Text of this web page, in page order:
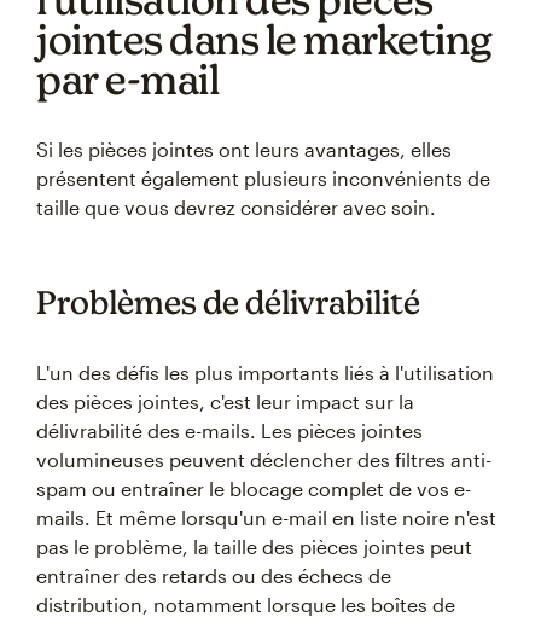
jointes dans le marketing
par e-mail
Si les pièces jointes ont leurs avantages, elles
présentent également plusieurs inconvénients de
taille que vous devrez considérer avec soin.
Problèmes de délivrabilité
L'un des défis les plus importants liés à l'utilisation
des pièces jointes, c'est leur impact sur la
délivrabilité des e-mails. Les pièces jointes
volumineuses peuvent déclencher des filtres anti-
spam ou entraîner le blocage complet de vos e-
mails. Et même lorsqu'un e-mail en liste noire n'est
pas le problème, la taille des pièces jointes peut
entraîner des retards ou des échecs de
distribution, notamment lorsque les boîtes de